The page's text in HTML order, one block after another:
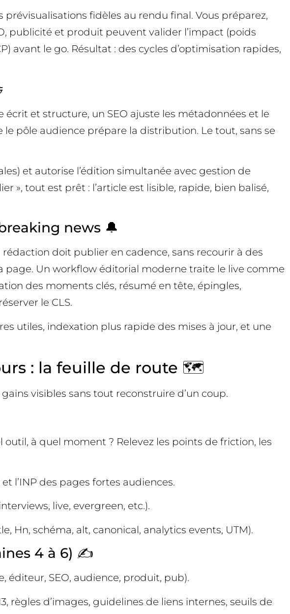
fidèles au rendu final. Vous préparez,
publicité et produit peuvent valider l’impact (poids
avant le go. Résultat : des cycles d’optimisation rapides,
et structure, un SEO ajuste les métadonnées et le
pôle audience prépare la distribution. Le tout, sans se
et autorise l’édition simultanée avec gestion de
», tout est prêt : l’article est lisible, rapide, bien balisé,
news 🔔
doit publier en cadence, sans recourir à des
Un workflow éditorial moderne traite le live comme
des moments clés, résumé en tête, épingles,
le CLS.
utiles, indexation plus rapide des mises à jour, et une
: la feuille de route 🗺️
visibles sans tout reconstruire d’un coup.
à quel moment ? Relevez les points de friction, les
l’INP des pages fortes audiences.
live, evergreen, etc.).
Hn, schéma, alt, canonical, analytics events, UTM).
4 à 6) ✍️
éditeur, SEO, audience, produit, pub).
règles d’images, guidelines de liens internes, seuils de